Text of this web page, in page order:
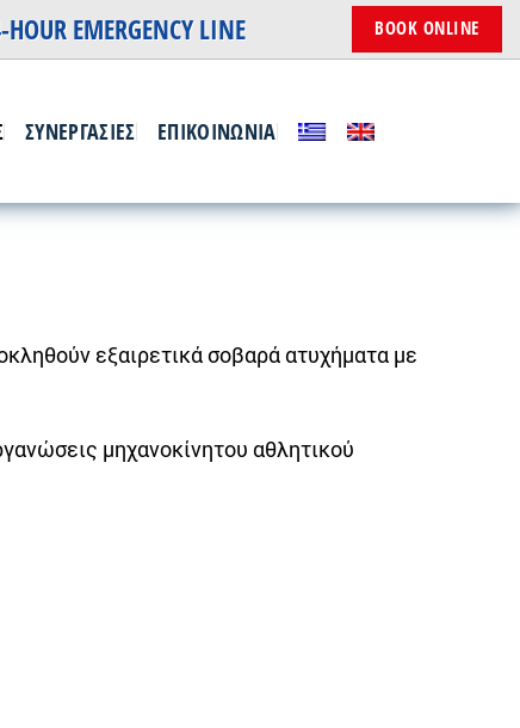
EMERGENCY LINE BOOK ONLINE
ΣΥΝΕΡΓΑΣΙΕΣ ΕΠΙΚΟΙΝΩΝΙΑ
εξαιρετικά σοβαρά ατυχήματα με
μηχανοκίνητου αθλητικού